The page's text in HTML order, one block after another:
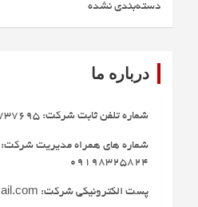
دسته‌بندی نشده
درباره ما
شماره تلفن ثابت شرکت: 02136737695
09198325824
پست الکترونیکی شرکت: amin.hosein@gmail.com